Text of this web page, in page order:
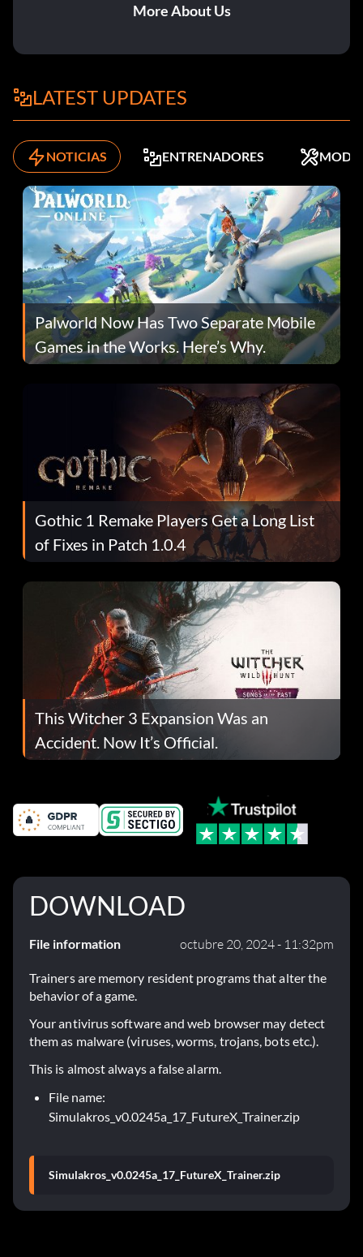
More About Us
LATEST UPDATES
NOTICIAS ENTRENADORES MODS
Palworld Now Has Two Separate Mobile
Games in the Works. Here’s Why.
Gothic 1 Remake Players Get a Long List
of Fixes in Patch 1.0.4
This Witcher 3 Expansion Was an
Accident. Now It’s Official.
DOWNLOAD
File information octubre 20, 2024 - 11:32pm
Trainers are memory resident programs that alter the
behavior of a game.
Your antivirus software and web browser may detect
them as malware (viruses, worms, trojans, bots etc.).
This is almost always a false alarm.
File name:
Simulakros_v0.0245a_17_FutureX_Trainer.zip
Simulakros_v0.0245a_17_FutureX_Trainer.zip